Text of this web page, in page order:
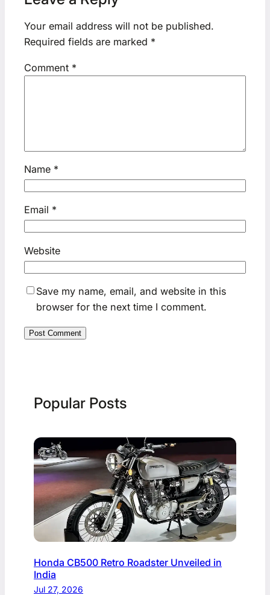
Your email address will not be published.
Required fields are marked *
Comment *
Name *
Email *
Website
Save my name, email, and website in this
browser for the next time I comment.
Popular Posts
Honda CB500 Retro Roadster Unveiled in
India
Jul 27, 2026